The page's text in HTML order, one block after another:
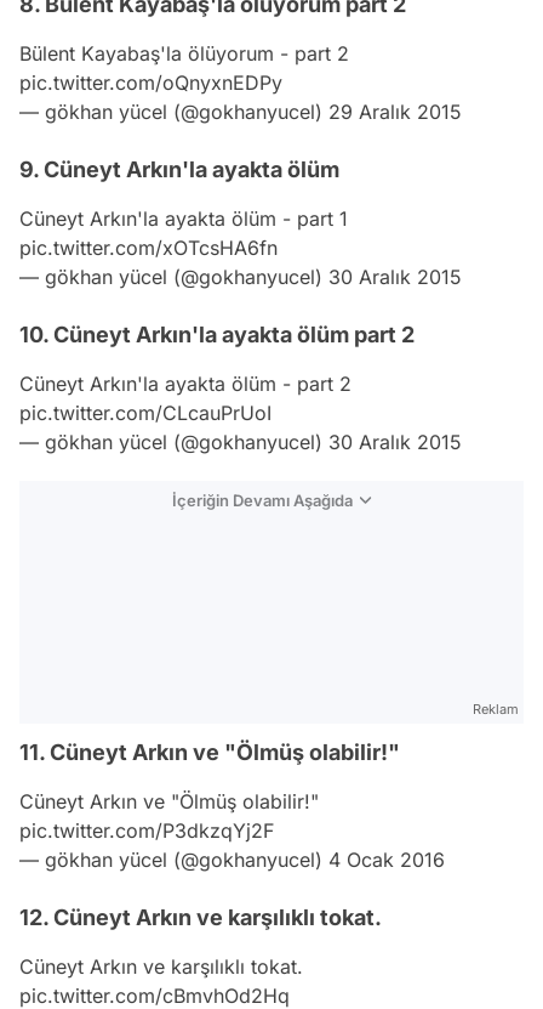
Bülent Kayabaş'la ölüyorum - part 2
pic.twitter.com/oQnyxnEDPy
— gökhan yücel (@gokhanyucel) 29 Aralık 2015
9. Cüneyt Arkın'la ayakta ölüm
Cüneyt Arkın'la ayakta ölüm - part 1
pic.twitter.com/xOTcsHA6fn
— gökhan yücel (@gokhanyucel) 30 Aralık 2015
10. Cüneyt Arkın'la ayakta ölüm part 2
Cüneyt Arkın'la ayakta ölüm - part 2
pic.twitter.com/CLcauPrUoI
— gökhan yücel (@gokhanyucel) 30 Aralık 2015
İçeriğin Devamı Aşağıda
Reklam
11. Cüneyt Arkın ve "Ölmüş olabilir!"
Cüneyt Arkın ve "Ölmüş olabilir!"
pic.twitter.com/P3dkzqYj2F
— gökhan yücel (@gokhanyucel) 4 Ocak 2016
12. Cüneyt Arkın ve karşılıklı tokat.
Cüneyt Arkın ve karşılıklı tokat.
pic.twitter.com/cBmvhOd2Hq